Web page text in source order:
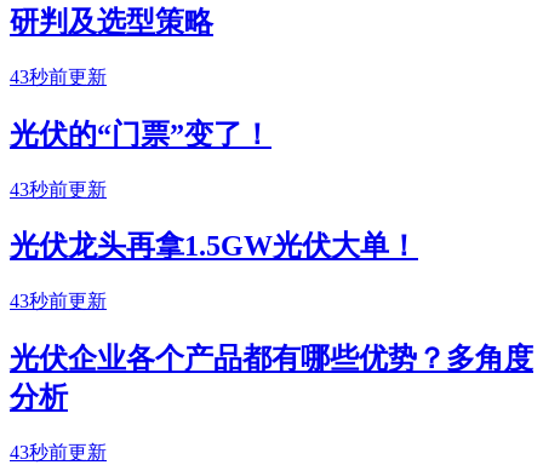
研判及选型策略
43秒前更新
光伏的“门票”变了！
43秒前更新
光伏龙头再拿1.5GW光伏大单！
43秒前更新
光伏企业各个产品都有哪些优势？多角度
分析
43秒前更新